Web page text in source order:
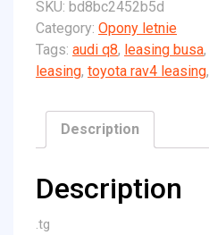
SKU: bd8bc2452b5d
Category: Opony letnie
Tags: audi q8, leasing busa,
leasing, toyota rav4 leasing,
Description
Description
.tg